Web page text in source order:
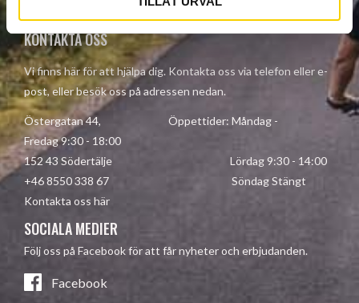
KONTAKTA OSS
Vi finns här för att hjälpa dig. Kontakta oss via telefon eller e-
post, eller besök oss på adressen nedan.
Östergatan 44, Öppettider: Måndag -
Fredag 9:30 - 18:00
152 43 Södertälje Lördag 9:30 - 14:00
+46 8550 338 67 Söndag Stängt
Kontakta oss här
SOCIALA MEDIER
Följ oss på Facebook för att får nyheter och erbjudanden.
Facebook